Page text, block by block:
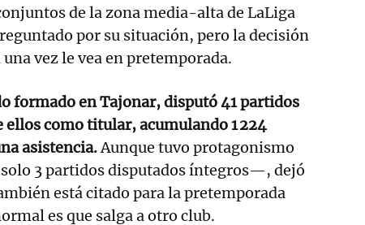
de la zona media-alta de LaLiga
por su situación, pero la decisión
vez le vea en pretemporada.
formado en Tajonar, disputó 41 partidos
ellos como titular, acumulando 1 224
asistencia.Aunque tuvo protagonismo
3 partidos disputados íntegros—, dejó
está citado para la pretemporada
es que salga a otro club.